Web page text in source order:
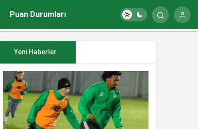
Puan Durumları
Yeni Haberler